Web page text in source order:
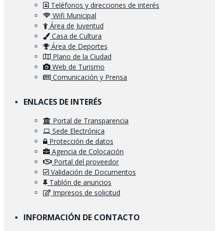
Teléfonos y direcciones de interés
Wifi Municipal
Área de Juventud
Casa de Cultura
Área de Deportes
Plano de la Ciudad
Web de Turismo
Comunicación y Prensa
ENLACES DE INTERÉS
Portal de Transparencia
Sede Electrónica
Protección de datos
Agencia de Colocación
Portal del proveedor
Validación de Documentos
Tablón de anuncios
Impresos de solicitud
INFORMACIÓN DE CONTACTO